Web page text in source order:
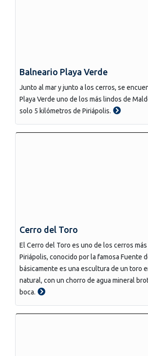
Balneario Playa Verde
Junto al mar y junto a los cerros, se
Playa Verde uno de los más lindos de
solo 5 kilómetros de Piriápolis.
Cerro del Toro
El Cerro del Toro es uno de los cerros
Piriápolis, conocido por la famosa Fuente
básicamente es una escultura de un toro
natural, con un chorro de agua mineral
boca.